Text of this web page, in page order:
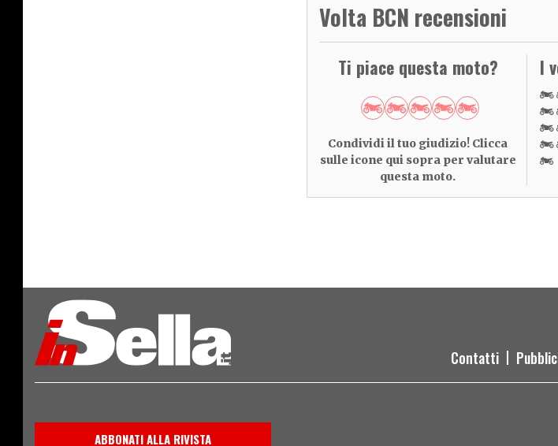
Volta BCN recensioni
Ti piace questa moto?
Condividi il tuo giudizio! Clicca
sulle icone qui sopra per valutare
questa moto.
I
Contatti
ABBONATI ALLA RIVISTA